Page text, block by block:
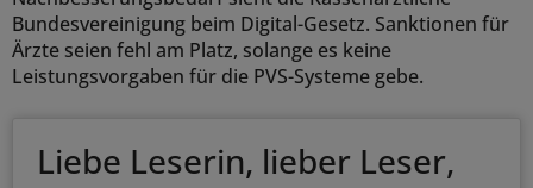
Bundesvereinigung beim Digital-Gesetz. Sanktionen für
Ärzte seien fehl am Platz, solange es keine
Leistungsvorgaben für die PVS-Systeme gebe.
Liebe Leserin, lieber Leser,